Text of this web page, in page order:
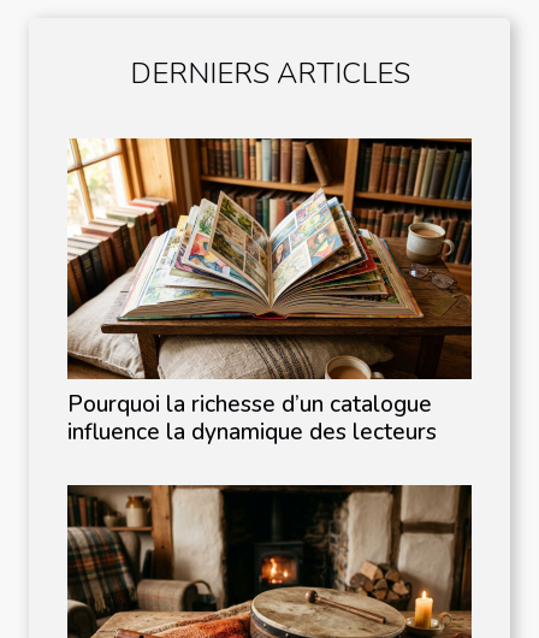
DERNIERS ARTICLES
Pourquoi la richesse d’un catalogue
influence la dynamique des lecteurs